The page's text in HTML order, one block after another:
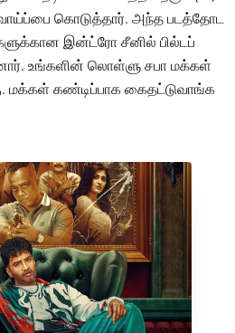
கொடுத்தார். அந்த படத்தோட
இன்ட்ரோ சீனில் பில்டப்
உங்களின் லொள்ளு சபா மக்கள்
மக்கள் கண்டிப்பாக கைதட்டுவாங்க